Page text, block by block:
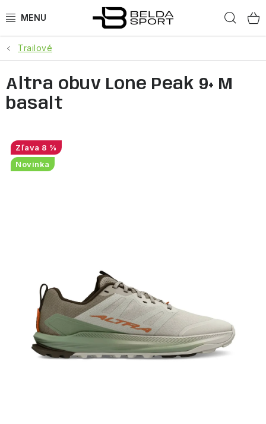
na
ŠPORTY
BEH
GOLDBERGH
OBLEČENIE
VÝPREDAJ
ZNAČKY
Vrátenie a výmena Doprava a platba
Blog
Trailové
Altra obuv Lone Peak 9+ M
basalt
8 %
Novinka